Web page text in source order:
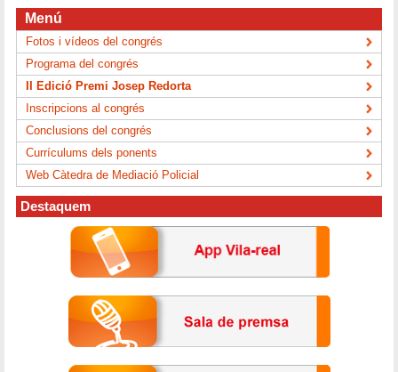
Menú
Fotos i vídeos del congrés
Programa del congrés
II Edició Premi Josep Redorta
Inscripcions al congrés
Conclusions del congrés
Currículums dels ponents
Web Càtedra de Mediació Policial
Destaquem